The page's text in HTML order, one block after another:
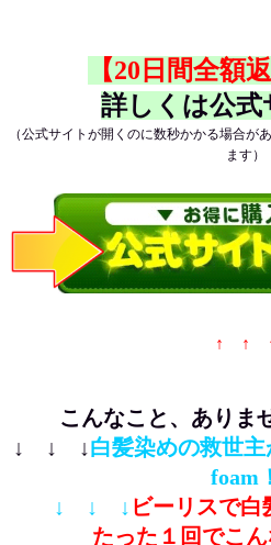
【20日間全額
詳しくは公式
（公式サイトが開くのに数秒かかる場合が
ます）
↑ ↑
こんなこと、ありま
↓ ↓ ↓白髪染めの救世
foam！
↓ ↓ ↓ ビーリスで
たった１回でこん